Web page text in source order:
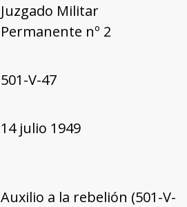
Juzgado Militar
Permanente nº 2
501-V-47
14 julio 1949
Auxilio a la rebelión (501-V-